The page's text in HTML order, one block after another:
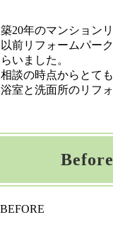
築20年のマンション
以前リフォームパー
らいました。
相談の時点からとて
浴室と洗面所のリフ